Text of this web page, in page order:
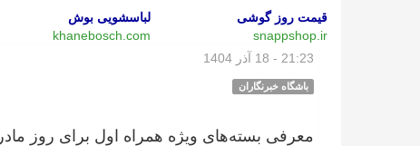
قیمت روز گوشی
snappshop.ir
لباسشویی بوش
khanebosch.com
21:23 - 18 آذر 1404
باشگاه خبرنگاران
معرفی بسته‌های ویژه همراه اول برای روز مادر